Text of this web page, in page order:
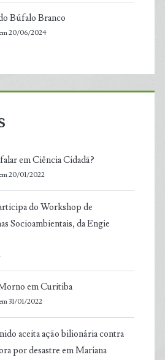
Búfalo Branco
20/06/2024
em Ciência Cidadã?
20/01/2022
do Workshop de
Socioambientais, da Engie
em Curitiba
31/01/2022
aceita ação bilionária contra
por desastre em Mariana